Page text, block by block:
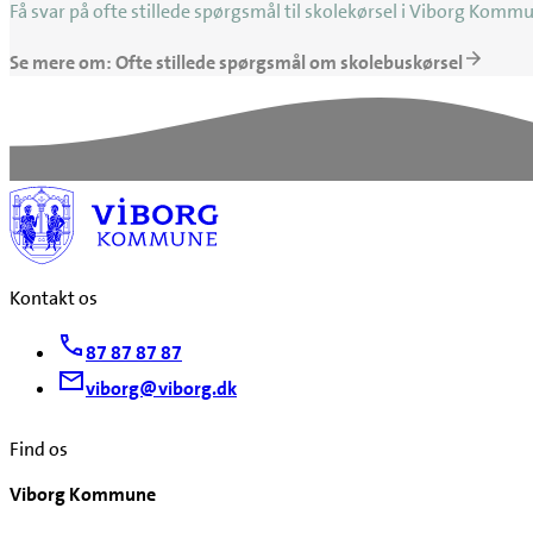
Få svar på ofte stillede spørgsmål til skolekørsel i Viborg
Se mere om: Ofte stillede spørgsmål om skolebuskørsel
Kontakt os
87 87 87 87
viborg@viborg.dk
Find os
Viborg Kommune